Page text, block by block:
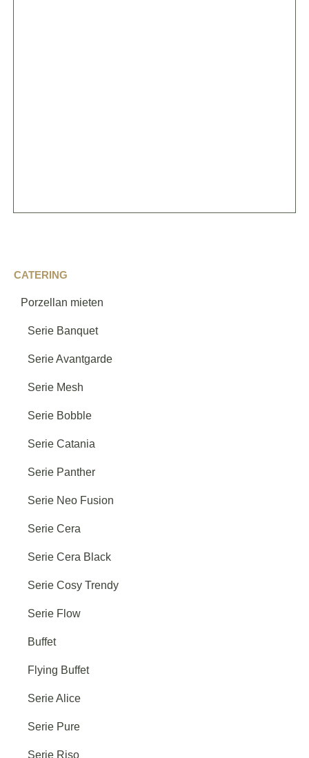
Gläser
Verschiedene Gläser
Serie Vina
Serie Style
Serie Kristall
Serie Prestige
CATERING
Porzellan mieten
Serie Banquet
Serie Avantgarde
Serie Mesh
Serie Bobble
Serie Catania
Serie Panther
Serie Neo Fusion
Serie Cera
Serie Cera Black
Serie Cosy Trendy
Serie Flow
Buffet
Flying Buffet
Serie Alice
Serie Pure
Serie Riso